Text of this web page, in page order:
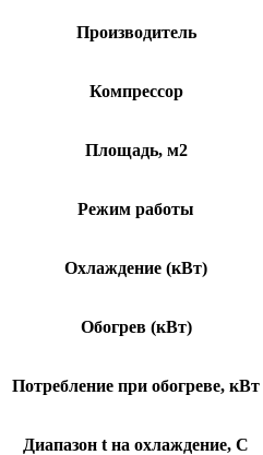
Производитель
Компрессор
Площадь, м2
Режим работы
Охлаждение (кВт)
Обогрев (кВт)
Потребление при обогреве, кВт
Диапазон t на охлаждение, С